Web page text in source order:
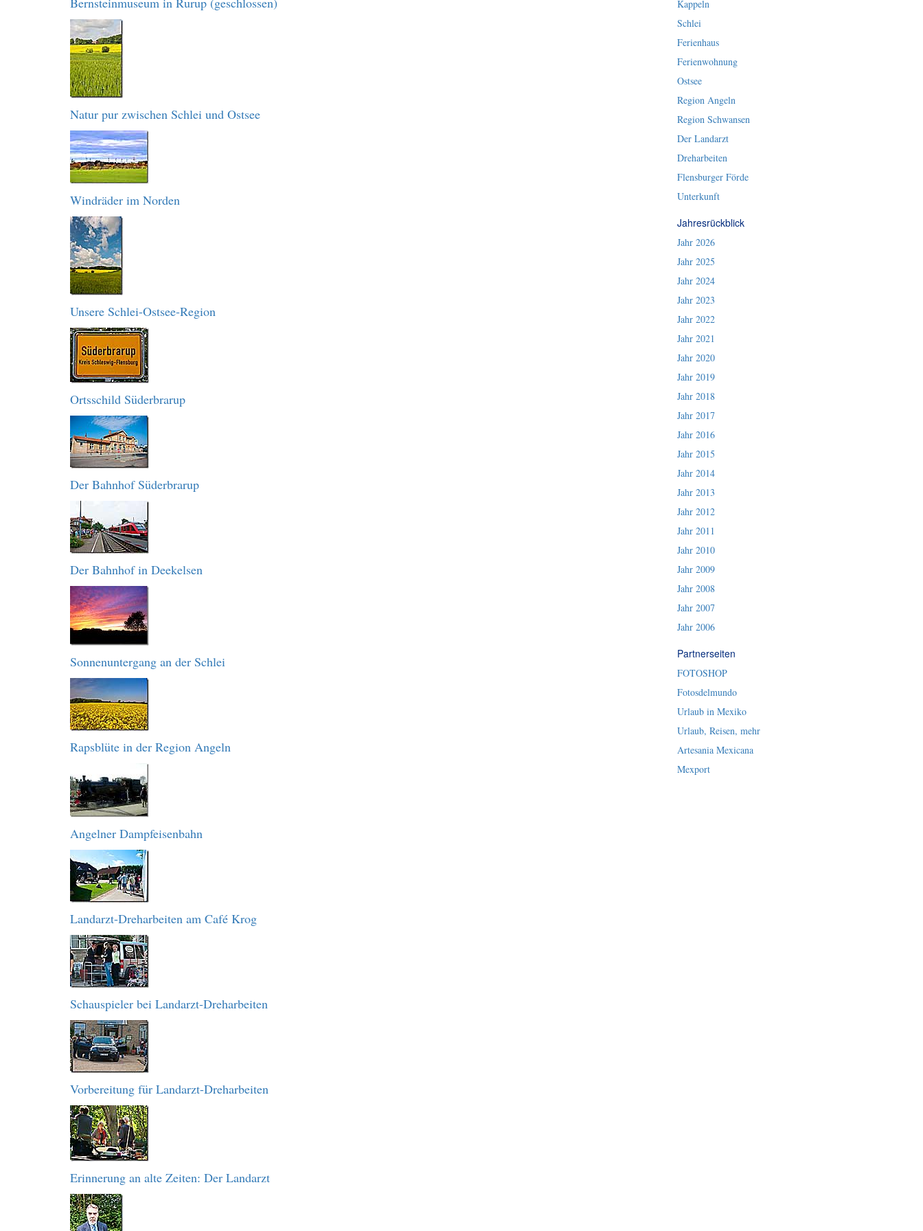
Natur pur zwischen Schlei und Ostsee
Windräder im Norden
Unsere Schlei-Ostsee-Region
Ortsschild Süderbrarup
Der Bahnhof Süderbrarup
Der Bahnhof in Deekelsen
Sonnenuntergang an der Schlei
Rapsblüte in der Region Angeln
Angelner Dampfeisenbahn
Landarzt-Dreharbeiten am Café Krog
Schauspieler bei Landarzt-Dreharbeiten
Vorbereitung für Landarzt-Dreharbeiten
Erinnerung an alte Zeiten: Der Landarzt
Kappeln
Schlei
Ferienhaus
Ferienwohnung
Ostsee
Region Angeln
Region Schwansen
Der Landarzt
Dreharbeiten
Flensburger Förde
Unterkunft
Jahresrückblick
Jahr 2026
Jahr 2025
Jahr 2024
Jahr 2023
Jahr 2022
Jahr 2021
Jahr 2020
Jahr 2019
Jahr 2018
Jahr 2017
Jahr 2016
Jahr 2015
Jahr 2014
Jahr 2013
Jahr 2012
Jahr 2011
Jahr 2010
Jahr 2009
Jahr 2008
Jahr 2007
Jahr 2006
Partnerseiten
FOTOSHOP
Fotosdelmundo
Urlaub in Mexiko
Urlaub, Reisen, mehr
Artesania Mexicana
Mexport